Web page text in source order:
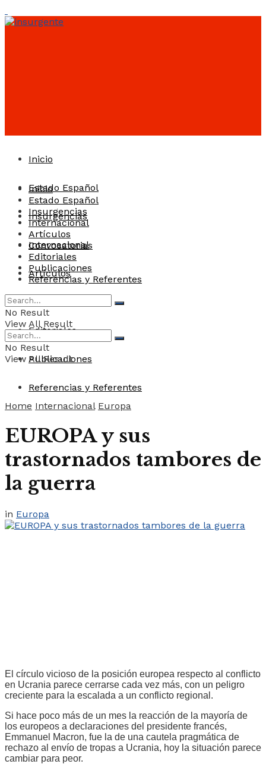
Inicio
Estado Español
Insurgencias
Internacional
Artículos
Convocatorias
Editoriales
Publicaciones
Referencias y Referentes
Inicio
Estado Español
Insurgencias
Internacional
Artículos
Convocatorias
Editoriales
Publicaciones
Referencias y Referentes
No Result
View All Result
No Result
View All Result
Home Internacional Europa
EUROPA y sus
trastornados tambores de
la guerra
in Europa
El círculo vicioso de la posición europea respecto al conflicto
en Ucrania parece cerrarse cada vez más, con un peligro
creciente para la escalada a un conflicto regional.
Si hace poco más de un mes la reacción de la mayoría de
los europeos a declaraciones del presidente francés,
Emmanuel Macron, fue la de una cautela pragmática de
rechazo al envío de tropas a Ucrania, hoy la situación parece
cambiar para peor.